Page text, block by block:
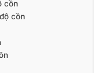
cồn
cồn